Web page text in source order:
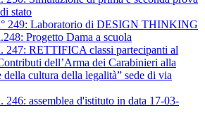
stato
249: Laboratorio di DESIGN THINKING
Progetto Dama a scuola
247: RETTIFICA classi partecipanti al
dell’Arma dei Carabinieri alla
della cultura della legalità” sede di via
246: assemblea d'istituto in data 17-03-